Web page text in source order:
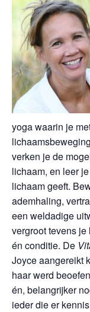
yoga waarin je
verken je de
lichaam, en leer
lichaam geeft.
ademhaling,
een weldadige
vergroot tevens
én conditie. De
Joyce aangereikt
haar werd
én, belangrijker
ieder die er